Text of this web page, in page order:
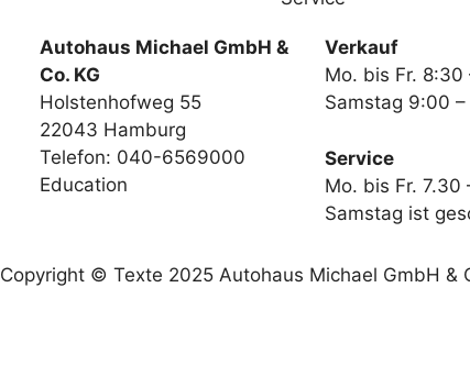
Autohaus Michael GmbH &
Co. KG
Holstenhofweg 55
22043 Hamburg
Telefon: 040-6569000
Education
Verkauf
Mo. bis Fr. 8:30
Samstag 9:00
Service
Mo. bis Fr. 7.30
Samstag ist
Copyright © Texte 2025 Autohaus Michael GmbH &